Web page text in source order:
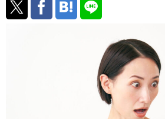
生活の知恵